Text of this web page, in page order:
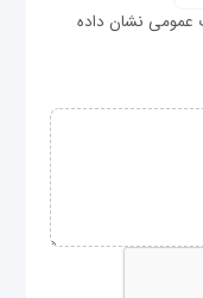
نشان داده